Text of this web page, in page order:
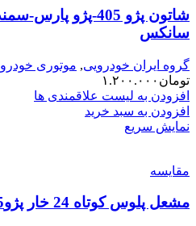
سانکس
گروه ایران خودرویی, موتوری خودرو
تومان ۱.۲۰۰.۰۰۰
افزودن به لیست علاقمندی ها
افزودن به سبد خرید
نمایش سریع
مقایسه
مشعل پلوس کوتاه 24 خار پژو405 شتابکار